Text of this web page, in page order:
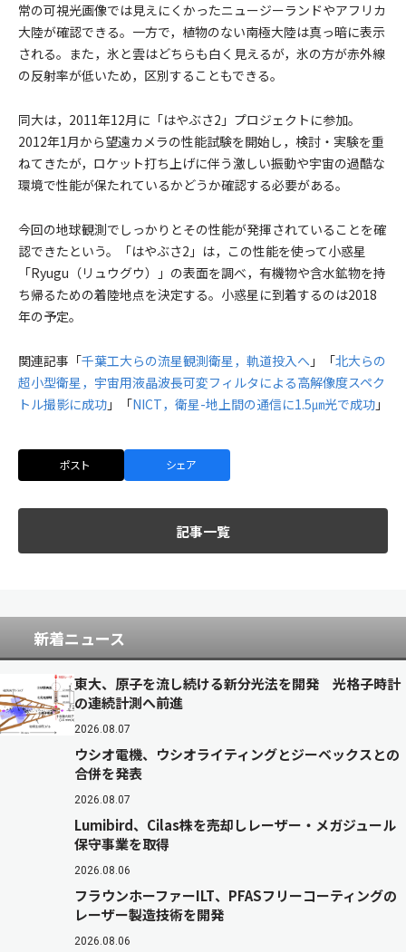
常の可視光画像では見えにくかったニュージーランドやアフリカ
大陸が確認できる。一方で，植物のない南極大陸は真っ暗に表示
される。また，氷と雲はどちらも白く見えるが，氷の方が赤外線
の反射率が低いため，区別することもできる。
同大は，2011年12月に「はやぶさ2」プロジェクトに参加。
2012年1月から望遠カメラの性能試験を開始し，検討・実験を重
ねてきたが，ロケット打ち上げに伴う激しい振動や宇宙の過酷な
環境で性能が保たれているかどうか確認する必要がある。
今回の地球観測でしっかりとその性能が発揮されていることを確
認できたという。「はやぶさ2」は，この性能を使って小惑星
「Ryugu（リュウグウ）」の表面を調べ，有機物や含水鉱物を持
ち帰るための着陸地点を決定する。小惑星に到着するのは2018
年の予定。
関連記事「千葉工大らの流星観測衛星，軌道投入へ 」「北大らの
超小型衛星，宇宙用液晶波長可変フィルタによる高解像度スペク
トル撮影に成功 」「NICT，衛星-地上間の通信に1.5㎛光で成功 」
ポスト シェア
記事一覧
新着ニュース
東大、原子を流し続ける新分光法を開発 光格子時計
の連続計測へ前進
2026.08.07
ウシオ電機、ウシオライティングとジーベックスとの
合併を発表
2026.08.07
Lumibird、Cilas株を売却しレーザー・メガジュール
保守事業を取得
2026.08.06
フラウンホーファーILT、PFASフリーコーティングの
レーザー製造技術を開発
2026.08.06